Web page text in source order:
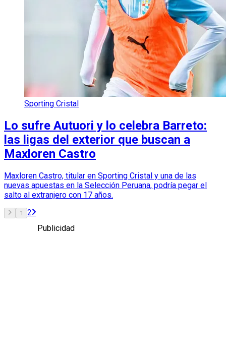
Sporting Cristal
Lo sufre Autuori y lo celebra Barreto:
las ligas del exterior que buscan a
Maxloren Castro
Maxloren Castro, titular en Sporting Cristal y una de las
nuevas apuestas en la Selección Peruana, podría pegar el
salto al extranjero con 17 años.
1
2
Publicidad